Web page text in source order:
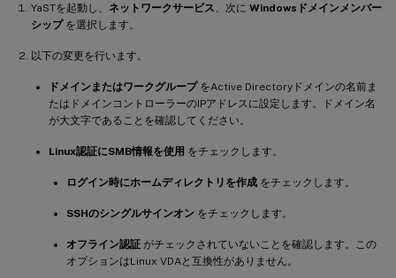
YaSTを起動し、 ネットワークサービス 、次に Windowsドメインメンバー
シップを選択します。
以下の変更を行います。
ドメインまたはワークグループをActive Directoryドメインの名前ま
たはドメインコントローラーのIPアドレスに設定します。ドメイン名
が大文字であることを確認してください。
Linux認証にSMB情報を使用 をチェックします。
ログイン時にホームディレクトリを作成 をチェックします。
SSHのシングルサインオン をチェックします。
オフライン認証 がチェックされていないことを確認します。この
オプションはLinux VDAと互換性がありません。